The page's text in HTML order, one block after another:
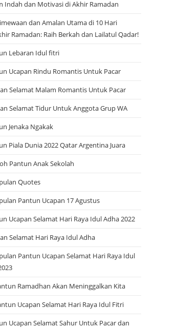
Indah dan Motivasi di Akhir Ramadan
dan Amalan Utama di 10 Hari
Ramadan: Raih Berkah dan Lailatul Qadar!
Lebaran Idul fitri
Ucapan Rindu Romantis Untuk Pacar
Selamat Malam Romantis Untuk Pacar
Selamat Tidur Untuk Anggota Grup WA
Jenaka Ngakak
Piala Dunia 2022 Qatar Argentina Juara
Pantun Anak Sekolah
Quotes
Pantun Ucapan 17 Agustus
Ucapan Selamat Hari Raya Idul Adha 2022
Selamat Hari Raya Idul Adha
Pantun Ucapan Selamat Hari Raya Idul
Ramadhan Akan Meninggalkan Kita
Ucapan Selamat Hari Raya Idul Fitri
Ucapan Selamat Sahur Untuk Pacar dan